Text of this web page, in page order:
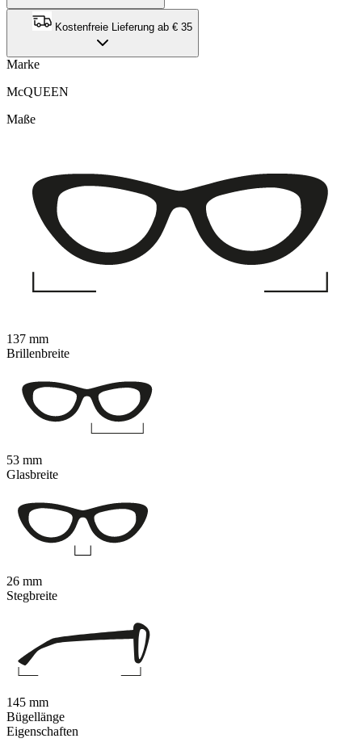
Kostenfreie Lieferung ab € 35
Marke
McQUEEN
Eigenschaften
Maße
137 mm
Brillenbreite
53 mm
Glasbreite
26 mm
Stegbreite
145 mm
Bügellänge